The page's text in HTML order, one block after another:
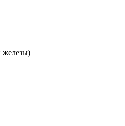
железы)